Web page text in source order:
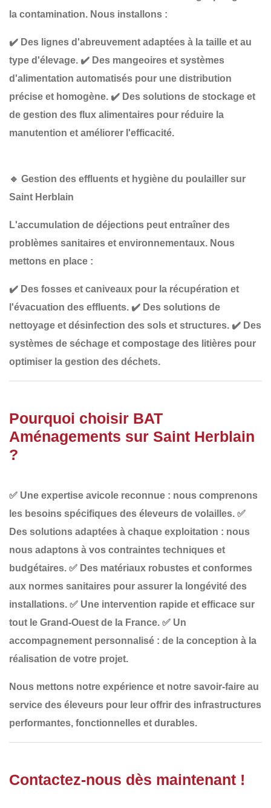
la contamination. Nous installons :
✔️ Des lignes d'abreuvement adaptées à la taille et au
type d'élevage. ✔️ Des mangeoires et systèmes
d'alimentation automatisés pour une distribution
précise et homogène. ✔️ Des solutions de stockage et
de gestion des flux alimentaires pour réduire la
manutention et améliorer l'efficacité.
🔹 Gestion des effluents et hygiène du poulailler sur
Saint Herblain
L'accumulation de déjections peut entraîner des
problèmes sanitaires et environnementaux. Nous
mettons en place :
✔️ Des fosses et caniveaux pour la récupération et
l'évacuation des effluents. ✔️ Des solutions de
nettoyage et désinfection des sols et structures. ✔️ Des
systèmes de séchage et compostage des litières pour
optimiser la gestion des déchets.
Pourquoi choisir BAT
Aménagements sur Saint Herblain
?
✅ Une expertise avicole reconnue : nous comprenons
les besoins spécifiques des éleveurs de volailles. ✅
Des solutions adaptées à chaque exploitation : nous
nous adaptons à vos contraintes techniques et
budgétaires. ✅ Des matériaux robustes et conformes
aux normes sanitaires pour assurer la longévité des
installations. ✅ Une intervention rapide et efficace sur
tout le Grand-Ouest de la France. ✅ Un
accompagnement personnalisé : de la conception à la
réalisation de votre projet.
Nous mettons notre expérience et notre savoir-faire au
service des éleveurs pour leur offrir des infrastructures
performantes, fonctionnelles et durables.
Contactez-nous dès maintenant !